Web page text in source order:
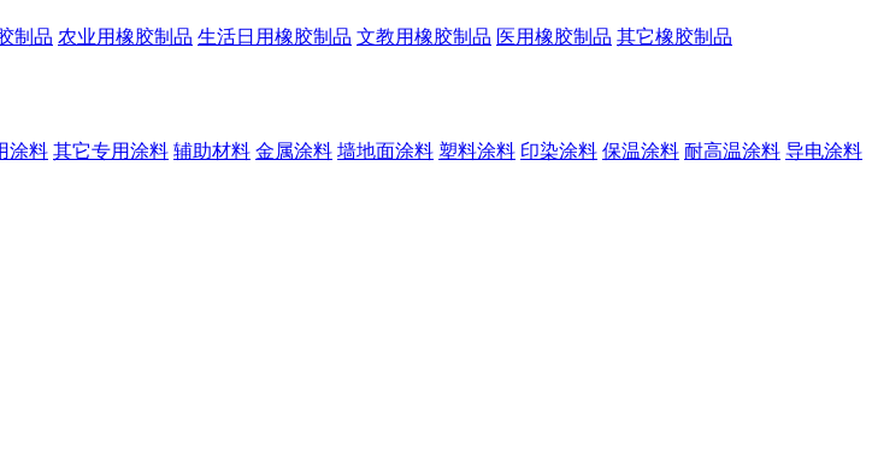
制品 农业用橡胶制品 生活日用橡胶制品 文教用橡胶制品 医用橡胶制品 其它橡胶制品
涂料 其它专用涂料 辅助材料 金属涂料 墙地面涂料 塑料涂料 印染涂料 保温涂料 耐高温涂料 导电涂料